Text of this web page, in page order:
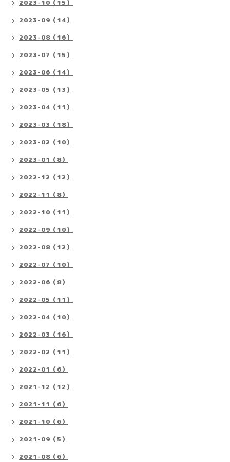
2023-10（15）
2023-09（14）
2023-08（16）
2023-07（15）
2023-06（14）
2023-05（13）
2023-04（11）
2023-03（18）
2023-02（10）
2023-01（8）
2022-12（12）
2022-11（8）
2022-10（11）
2022-09（10）
2022-08（12）
2022-07（10）
2022-06（8）
2022-05（11）
2022-04（10）
2022-03（16）
2022-02（11）
2022-01（6）
2021-12（12）
2021-11（6）
2021-10（6）
2021-09（5）
2021-08（6）